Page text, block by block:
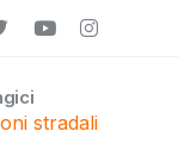
stradali